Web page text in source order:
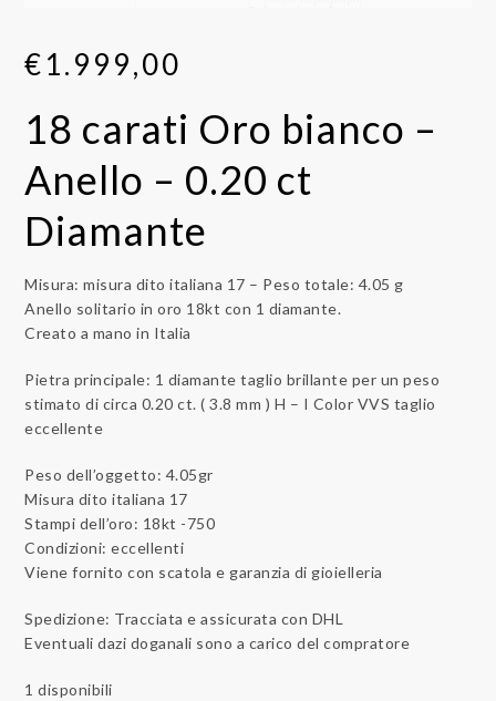
€1.999,00
18 carati Oro bianco –
Anello – 0.20 ct
Diamante
Misura: misura dito italiana 17 – Peso totale: 4.05 g
Anello solitario in oro 18kt con 1 diamante.
Creato a mano in Italia
Pietra principale: 1 diamante taglio brillante per un peso
stimato di circa 0.20 ct. ( 3.8 mm ) H – I Color VVS taglio
eccellente
Peso dell’oggetto: 4.05gr
Misura dito italiana 17
Stampi dell’oro: 18kt -750
Condizioni: eccellenti
Viene fornito con scatola e garanzia di gioielleria
Spedizione: Tracciata e assicurata con DHL
Eventuali dazi doganali sono a carico del compratore
1 disponibili